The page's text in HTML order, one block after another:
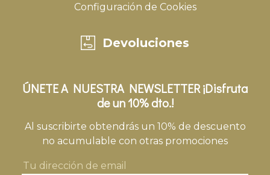
Configuración de Cookies
Devoluciones
ÚNETE A NUESTRA NEWSLETTER ¡Disfruta
de un 10% dto.!
Al suscribirte obtendrás un 10% de descuento
no acumulable con otras promociones